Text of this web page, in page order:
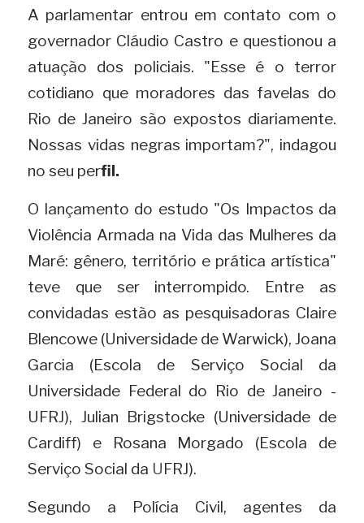
A parlamentar entrou em contato com o
governador Cláudio Castro e questionou a
atuação dos policiais. "Esse é o terror
cotidiano que moradores das favelas do
Rio de Janeiro são expostos diariamente.
Nossas vidas negras importam?", indagou
no seu perfil.
O lançamento do estudo "Os Impactos da
Violência Armada na Vida das Mulheres da
Maré: gênero, território e prática artística"
teve que ser interrompido. Entre as
convidadas estão as pesquisadoras Claire
Blencowe (Universidade de Warwick), Joana
Garcia (Escola de Serviço Social da
Universidade Federal do Rio de Janeiro -
UFRJ), Julian Brigstocke (Universidade de
Cardiff) e Rosana Morgado (Escola de
Serviço Social da UFRJ).
Segundo a Polícia Civil, agentes da